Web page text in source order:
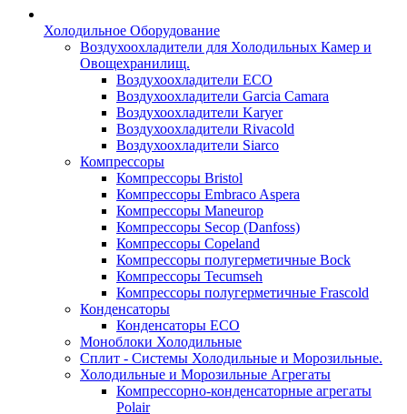
Холодильное Оборудование
Воздухоохладители для Холодильных Камер и
Овощехранилищ.
Воздухоохладители ECO
Воздухоохладители Garcia Camara
Воздухоохладители Karyer
Воздухоохладители Rivacold
Воздухоохладители Siarco
Компрессоры
Компрессоры Bristol
Компрессоры Embraco Aspera
Компрессоры Maneurop
Компрессоры Secop (Danfoss)
Компрессоры Copeland
Компрессоры полугерметичные Bock
Компрессоры Tecumseh
Компрессоры полугерметичные Frascold
Конденсаторы
Конденсаторы ECO
Моноблоки Холодильные
Сплит - Системы Холодильные и Морозильные.
Холодильные и Морозильные Агрегаты
Компрессорно-конденсаторные агрегаты
Polair